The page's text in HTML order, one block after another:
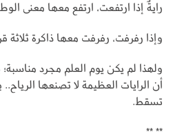
رايةٌ إذا ارتفعت، ارتفع معها معنى
وإذا رفرفت، رفرفت معها ذاكرة ثلاثة
ولهذا لم يكن يوم العلم مجرد
أن الرايات العظيمة لا تصنعها
تسقط.
** **